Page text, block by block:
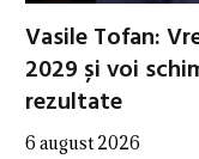
Vasile Tofan:
2029 și voi
rezultate
6 august 2026